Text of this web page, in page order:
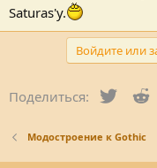
Saturas'у.
Войдите или
Поделиться: Twitter
Модостроение к Gothic